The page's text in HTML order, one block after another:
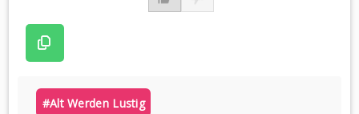
#alt Werden Lustig